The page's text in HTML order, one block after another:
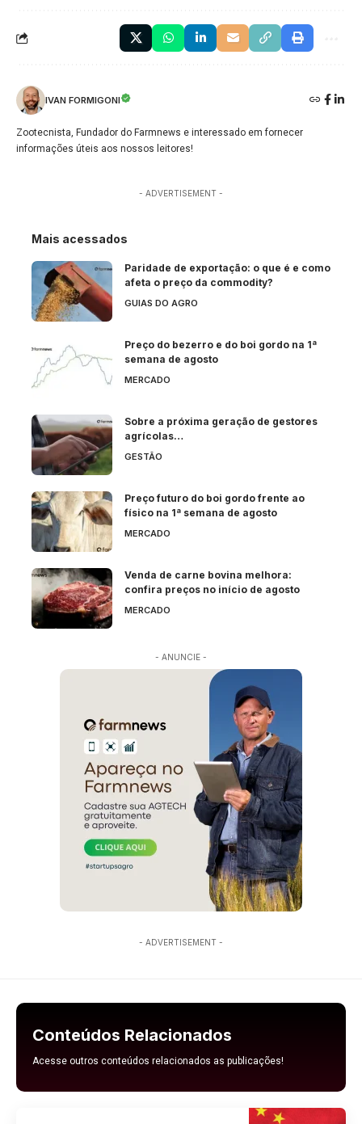
IVAN FORMIGONI
Zootecnista, Fundador do Farmnews e interessado em fornecer
informações úteis aos nossos leitores!
- ADVERTISEMENT -
Mais acessados
Paridade de exportação: o que é e como
afeta o preço da commodity?
GUIAS DO AGRO
Preço do bezerro e do boi gordo na 1ª
semana de agosto
MERCADO
Sobre a próxima geração de gestores
agrícolas…
GESTÃO
Preço futuro do boi gordo frente ao
físico na 1ª semana de agosto
MERCADO
Venda de carne bovina melhora:
confira preços no início de agosto
MERCADO
- ANUNCIE -
- ADVERTISEMENT -
Conteúdos Relacionados
Acesse outros conteúdos relacionados as publicações!